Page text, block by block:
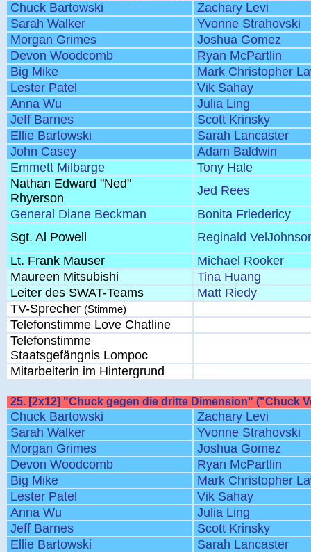
Chuck Bartowski
Zachary Levi
Sarah Walker
Yvonne Strahovski
Morgan Grimes
Joshua Gomez
Devon Woodcomb
Ryan McPartlin
Big Mike
Mark Christopher
Lester Patel
Vik Sahay
Anna Wu
Julia Ling
Jeff Barnes
Scott Krinsky
Ellie Bartowski
Sarah Lancaster
John Casey
Adam Baldwin
Emmett Milbarge
Tony Hale
Nathan Edward "Ned"
Rhyerson
Jed Rees
General Diane Beckman
Bonita Friedericy
Sgt. Al Powell
Reginald
Lt. Frank Mauser
Michael Rooker
Maureen Mitsubishi
Tina Huang
Leiter des SWAT-Teams
Matt Riedy
TV-Sprecher (Stimme)
Telefonstimme Love Chatline
Telefonstimme
Staatsgefängnis Lompoc
Mitarbeiterin im Hintergrund
25. [2x12] "Chuck gegen die dritte Dimension" ("Chuck
Chuck Bartowski
Zachary Levi
Sarah Walker
Yvonne Strahovski
Morgan Grimes
Joshua Gomez
Devon Woodcomb
Ryan McPartlin
Big Mike
Mark Christopher
Lester Patel
Vik Sahay
Anna Wu
Julia Ling
Jeff Barnes
Scott Krinsky
Ellie Bartowski
Sarah Lancaster